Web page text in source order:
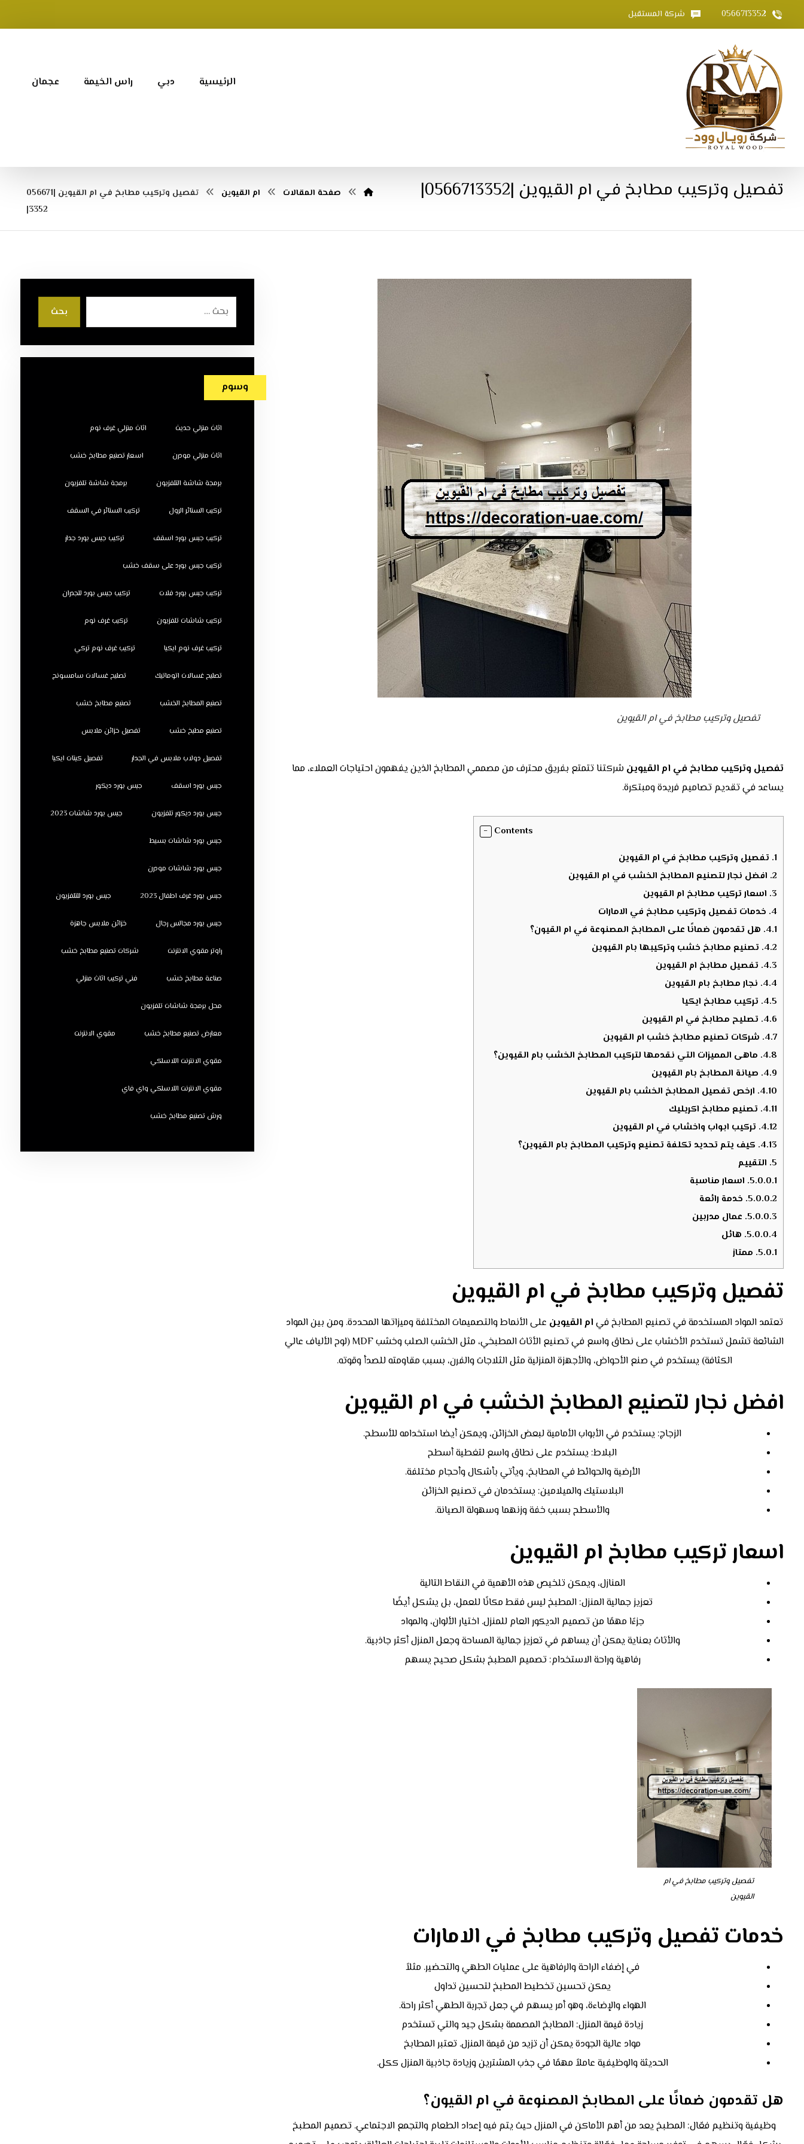
0566713352 شركة المستقبل
الرئيسية دبي راس الخيمة عجمان
تفصيل وتركيب مطابخ في ام القيوين |0566713352| صفحة المقالات ام القيوين
تفصيل وتركيب مطابخ في ام القيوين |056671
3352|
تفصيل وتركيب مطابخ في ام القيوين
تفصيل وتركيب مطابخ في ام القيوين شركتنا تتمتع بفريق محترف من مصممي المطابخ الذين يفهمون احتياجات العملاء، مما
يساعد في تقديم تصاميم فريدة ومبتكرة.
Contents
1. تفصيل وتركيب مطابخ في ام القيوين
2. افضل نجار لتصنيع المطابخ الخشب في ام القيوين
3. اسعار تركيب مطابخ ام القيوين
4. خدمات تفصيل وتركيب مطابخ في الامارات
4.1. هل تقدمون ضمانًا على المطابخ المصنوعة في ام القيون؟
4.2. تصنيع مطابخ خشب وتركيبها بام القيوين
4.3. تفصيل مطابخ ام القيوين
4.4. نجار مطابخ بام القيوين
4.5. تركيب مطابخ ايكيا
4.6. تصليح مطابخ في ام القيوين
4.7. شركات تصنيع مطابخ خشب ام القيوين
4.8. ماهى المميزات التي نقدمها لتركيب المطابخ الخشب بام القيوين؟
4.9. صيانة المطابخ بام القيوين
4.10. ارخص تفصيل المطابخ الخشب بام القيوين
4.11. تصنيع مطابخ اكريليك
4.12. تركيب ابواب واخشاب في ام القيوين
4.13. كيف يتم تحديد تكلفة تصنيع وتركيب المطابخ بام القيوين؟
5. التقييم
5.0.0.1. اسعار مناسبة
5.0.0.2. خدمة رائعة
5.0.0.3. عمال مدربين
5.0.0.4. هائل
5.0.1. ممتاز
تفصيل وتركيب مطابخ في ام القيوين
تعتمد المواد المستخدمة في تصنيع المطابخ في ام القيوين على الأنماط والتصميمات المختلفة وميزاتها المحددة. ومن بين المواد
الشائعة تشمل تستخدم الأخشاب على نطاق واسع في تصنيع الأثاث المطبخي، مثل الخشب الصلب وخشب MDF (لوح الألياف عالي
الكثافة) يستخدم في صنع الأحواض، والأجهزة المنزلية مثل الثلاجات والفرن، بسبب مقاومته للصدأ وقوته.
افضل نجار لتصنيع المطابخ الخشب في ام القيوين
الزجاج: يستخدم في الأبواب الأمامية لبعض الخزائن، ويمكن أيضا استخدامه للأسطح.
البلاط: يستخدم على نطاق واسع لتغطية أسطح
الأرضية والحوائط في المطابخ، ويأتي بأشكال وأحجام مختلفة.
البلاستيك والميلامين: يستخدمان في تصنيع الخزائن
والأسطح بسبب خفة وزنهما وسهولة الصيانة.
اسعار تركيب مطابخ ام القيوين
المنازل، ويمكن تلخيص هذه الأهمية في النقاط التالية
تعزيز جمالية المنزل: المطبخ ليس فقط مكانًا للعمل، بل يشكل أيضًا
جزءًا مهمًا من تصميم الديكور العام للمنزل. اختيار الألوان، والمواد
والأثاث بعناية يمكن أن يساهم في تعزيز جمالية المساحة وجعل المنزل أكثر جاذبية.
رفاهية وراحة الاستخدام: تصميم المطبخ بشكل صحيح يسهم
تفصيل وتركيب مطابخ في ام
القيوين
خدمات تفصيل وتركيب مطابخ في الامارات
في إضفاء الراحة والرفاهية على عمليات الطهي والتحضير. مثلاً
يمكن تحسين تخطيط المطبخ لتحسين تداول
الهواء والإضاءة، وهو أمر يسهم في جعل تجربة الطهي أكثر راحة.
زيادة قيمة المنزل: المطابخ المصممة بشكل جيد والتي تستخدم
مواد عالية الجودة يمكن أن تزيد من قيمة المنزل. تعتبر المطابخ
الحديثة والوظيفية عاملاً مهمًا في جذب المشترين وزيادة جاذبية المنزل ككل.
هل تقدمون ضمانًا على المطابخ المصنوعة في ام القيون؟
وظيفية وتنظيم فعّال: المطبخ يعد من أهم الأماكن في المنزل حيث يتم فيه إعداد الطعام والتجمع الاجتماعي. تصميم المطبخ
بحث
وسوم
اثاث منزلي حديث اثاث منزلي غرف نوم
اثاث منزلي مودرن اسعار تصنيع مطابخ خشب
برمجة شاشة التلفزيون برمجة شاشة تلفزيون
تركيب الستائر الرول تركيب الستائر في السقف
تركيب جبس بورد اسقف تركيب جبس بورد جدار
تركيب جبس بورد على سقف خشب
تركيب جبس بورد فلات تركيب جبس بورد للجدران
تركيب شاشات تلفزيون تركيب غرف نوم
تركيب غرف نوم ايكيا تركيب غرف نوم تركي
تصليح غسالات اتوماتيك تصليح غسالات سامسونج
تصنيع المطابخ الخشب تصنيع مطابخ خشب
تصنيع مطبخ خشب تفصيل خزائن ملابس
تفصيل دولاب ملابس في الجدار تفصيل كبتات ايكيا
جبس بورد اسقف جبس بورد ديكور
جبس بورد ديكور تلفزيون جبس بورد شاشات 2023
جبس بورد شاشات بسيط
جبس بورد شاشات مودرن
جبس بورد غرف اطفال 2023 جبس بورد للتلفزيون
جبس بورد مجالس رجال خزائن ملابس جاهزة
راوتر مقوي الانترنت شركات تصنيع مطابخ خشب
صناعة مطابخ خشب فني تركيب اثاث منزلي
محل برمجة شاشات تلفزيون
معارض تصنيع مطابخ خشب مقوي الانترنت
مقوي الانترنت اللاسلكي
مقوي الانترنت اللاسلكي واي فاي
ورش تصنيع مطابخ خشب